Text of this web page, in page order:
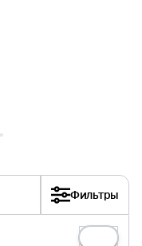
Фильтры